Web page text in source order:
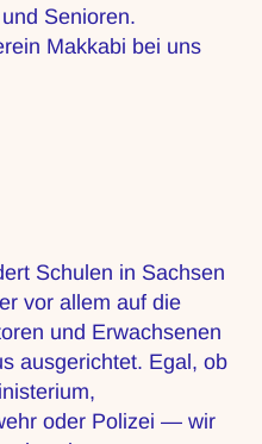
Senioren.
Makkabi bei uns
Schulen in Sachsen
vor allem auf die
und Erwachsenen
ausgerichtet. Egal, ob
oder Polizei — wir